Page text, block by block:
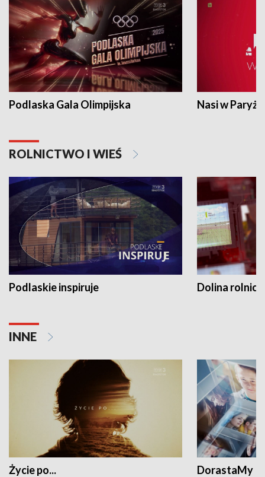
Podlaska Gala Olimpijska Nasi w Paryżu
ROLNICTWO I WIEŚ
Podlaskie inspiruje Dolina
INNE
Życie po... DorastaMy